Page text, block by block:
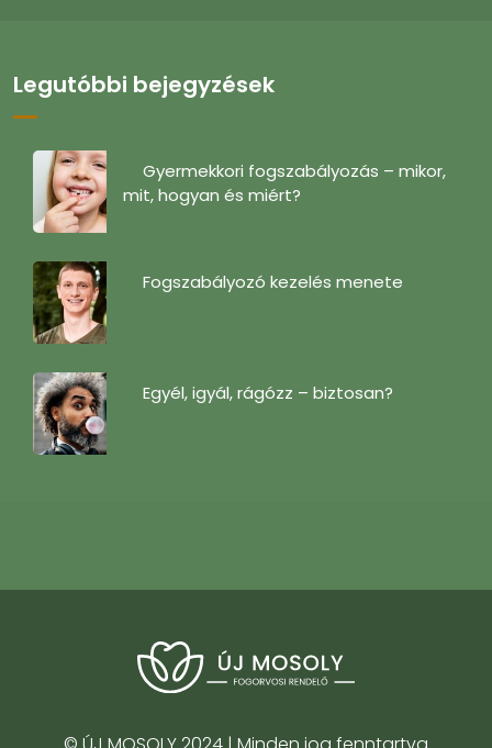
Legutóbbi bejegyzések
Gyermekkori fogszabályozás – mikor,
mit, hogyan és miért?
Fogszabályozó kezelés menete
Egyél, igyál, rágózz – biztosan?